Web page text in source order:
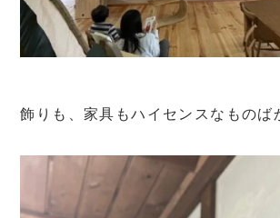
飾りも、家具もハイセンスなものば